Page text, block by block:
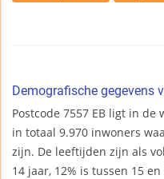
Demografische gegevens
Postcode 7557 EB ligt in
in totaal 9.970 inwoners
zijn. De leeftijden zijn als
14 jaar, 12% is tussen 15